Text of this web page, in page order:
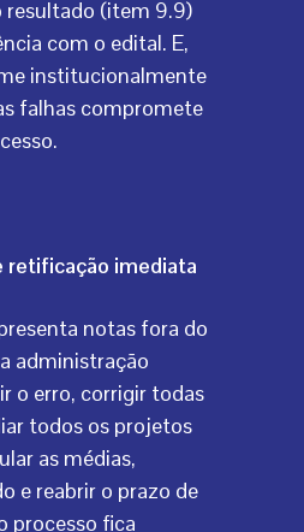
resultado (item 9.9)
com o edital. E,
institucionalmente
falhas compromete
retificação imediata
notas fora do
administração
o erro, corrigir todas
todos os projetos
as médias,
e reabrir o prazo de
processo fica